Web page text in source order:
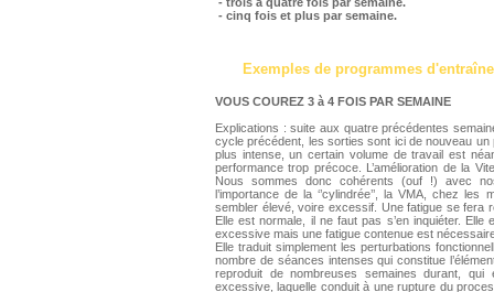
- cinq fois et plus par semaine.
Exemples de programmes
VOUS COUREZ 3 à 4 FOIS PAR SEMAINE
Explications : suite aux quatre précédentes
cycle précédent, les sorties sont ici de nouveau
plus intense, un certain volume de travail est
performance trop précoce. L’amélioration de la
Nous sommes donc cohérents (ouf !) avec
l’importance de la ‘’cylindrée’’, la VMA, chez
sembler élevé, voire excessif. Une fatigue se fera
Elle est normale, il ne faut pas s’en inquiéter. Elle
excessive mais une fatigue contenue est
Elle traduit simplement les perturbations
nombre de séances intenses qui constitue
reproduit de nombreuses semaines durant, qui
excessive, laquelle conduit à une rupture du